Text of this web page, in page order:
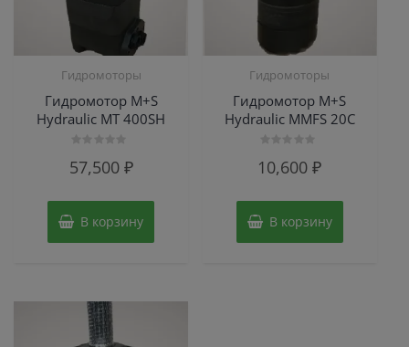
Гидромоторы
Гидромотор M+S
Hydraulic МТ 400SH
0
57,500 ₽
В корзину
Гидромоторы
Гидромотор M+S
Hydraulic MMFS 20C
010,600₽
В корзину